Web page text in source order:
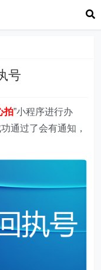
号
拍”小程序进行办
通过了会有通知，